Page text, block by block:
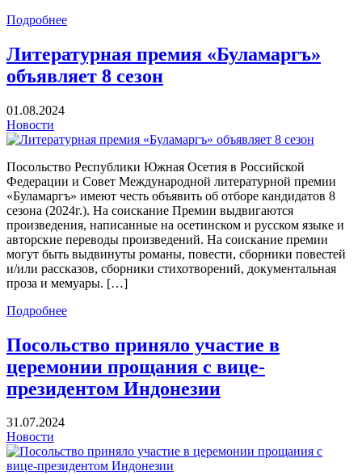
Подробнее
Литературная премия «Буламаргъ»
объявляет 8 сезон
01.08.2024
Новости
Посольство Республики Южная Осетия в Российской
Федерации и Совет Международной литературной премии
«Буламаргъ» имеют честь объявить об отборе кандидатов 8
сезона (2024г.). На соискание Премии выдвигаются
произведения, написанные на осетинском и русском языке и
авторские переводы произведений. На соискание премии
могут быть выдвинуты романы, повести, сборники повестей
и/или рассказов, сборники стихотворений, документальная
проза и мемуары. […]
Подробнее
Посольство приняло участие в
церемонии прощания с вице-
президентом Индонезии
31.07.2024
Новости